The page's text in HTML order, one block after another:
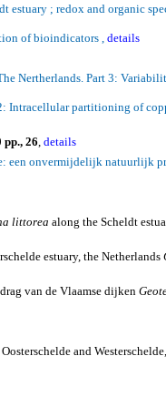
estuary ; redox and organic
of bioindicators , details
Nertherlands . Part 3:
Intracellular partitioning of
pp., 26 details
een onvermijdelijk natuurlijk
littorea along the Scheldt
estuary, the Netherlands
van de Vlaamse dijken
Oosterschelde and Westerschelde